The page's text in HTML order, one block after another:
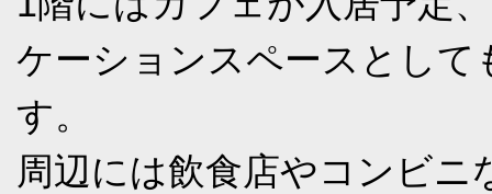
ケーションスペースとし
す。
周辺には飲食店やコンビ